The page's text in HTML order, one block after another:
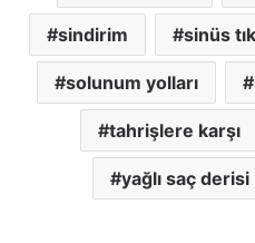
sindirim sinüs
solunum yolları
tahrişlere karşı
yağlı saç derisi